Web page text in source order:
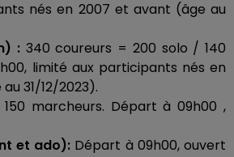
nés en 2007 et avant (âge au
) :340 coureurs = 200 solo / 140
, limité aux participants nés en
31/12/2023).
150 marcheurs. Départ à09h00 ,
et ado): Départ à 09h00, ouvert